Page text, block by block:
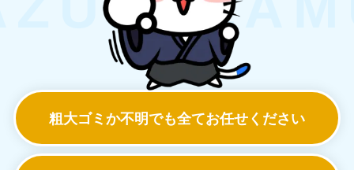
粗大ゴミか不明でも全てお任せください